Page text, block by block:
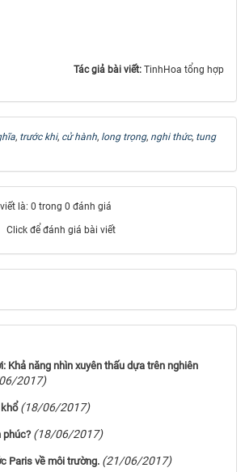
Tác giả bài viết: TinhHoa tổng hợp
, trước khi, cử hành, long trọng, nghi thức, tung
là: 0 trong 0 đánh giá
Click để đánh giá bài viết
Khả năng nhìn xuyên thấu dựa trên nghiên
2017)
(18/06/2017)
phúc? (18/06/2017)
Paris về môi trường. (21/06/2017)